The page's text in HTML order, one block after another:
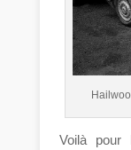
Voilà pour